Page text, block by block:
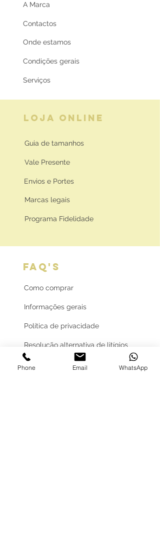
A Marca
Contactos
Onde estamos
Condições gerais
Serviços
LOJA ONLINE
Guia de tamanhos
Vale Presente
Envios e Portes
Marcas legais
Programa Fidelidade
FAQ'S
Como comprar
Informações gerais
Política de privacidade
Resolução alternativa de litígios
Livro de reclamações eletrónico
Phone Email WhatsApp